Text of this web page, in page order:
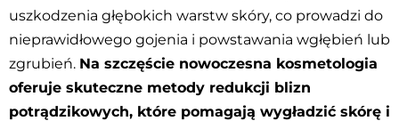
uszkodzenia głębokich warstw skóry, co prowadzi do
nieprawidłowego gojenia i powstawania wgłębień lub
zgrubień. Na szczęście nowoczesna kosmetologia
oferuje skuteczne metody redukcji blizn
potrądzikowych, które pomagają wygładzić skórę i